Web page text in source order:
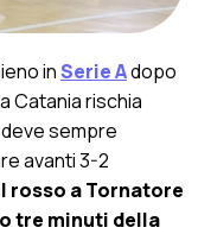
inSerie Adopo
Catania rischia
sempre
avanti 3-2
rosso a Tornatore
tre minuti della